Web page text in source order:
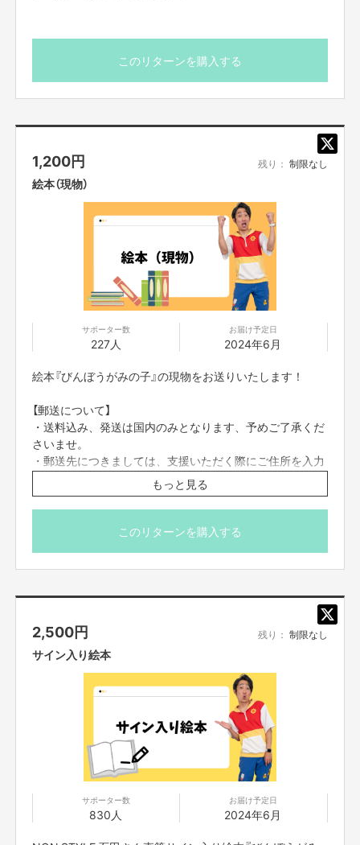
『びんぼうがみの子』をFANY Crowdfunding限定で出版いたします！
あきらお兄さんのぱいーんチャンネル」のあきらファミリーの皆様ご協力
のもと
石田さんに今回の絵本制作にあたり
コメントをいただきま
どうもNON STYLEの石田です。
普段は漫才をやっていて、テレビなどにも出演しています。
入れている活動は知らない方が多いと思います。
それは子供が楽しめる舞台や場をつくることです。戦隊モノとおとぎ話のも
もたろうを掛け合わせて作った舞台「ももたろう」では、子供たちが楽しい
のはもちろんのこと、赤ちゃん泣き叫ぶの大歓迎でおむつ使い放題など「マ
マパパにも優しい」場所作りを心がけました。
大阪では大阪城の広場で９日間「楽市楽座」というお祭りを作りました。そ
の祭りは広場に昔の街並みを作り、そこでご飯が食べられたり、子供は100
円、高くても500円で漫才や演劇やショーが見れたり、子供たちが折り紙や
レゴやけん玉など無料で遊べたり、とにかく楽しい空間を作りました。
今後も子供だけでなく大人も楽しめるコンテンツを作り続けようと思ってい
このリターンを購入する
1,200円 残り： 制限なし
絵本（現物）
サポーター数
227人
お届け予定日
2024年6月
絵本『びんぼうがみの子』の現物をお送りいたします！
【郵送について】
・送料込み、発送は国内のみとなります、予めご了承くだ
さいませ。
・郵送先につきましては、支援いただく際にご住所を入力
いただく箇所がございますので、そちらに記入をお願いい
たします。
もっと見る
このリターンを購入する
2,500円 残り： 制限なし
サイン入り絵本
サポーター数
830人
お届け予定日
2024年6月